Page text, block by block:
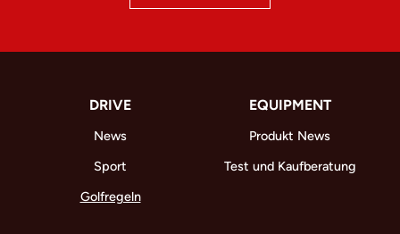
DRIVE
News
Sport
Golfregeln
EQUIPMENT
Produkt News
Test und Kaufberatung